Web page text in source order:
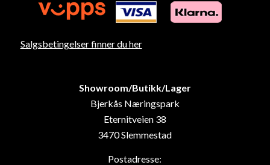
Salgsbetingelser finner du her
Showroom/Butikk/Lager
Bjerkås Næringspark
Eternitveien 38
3470 Slemmestad
Postadresse: